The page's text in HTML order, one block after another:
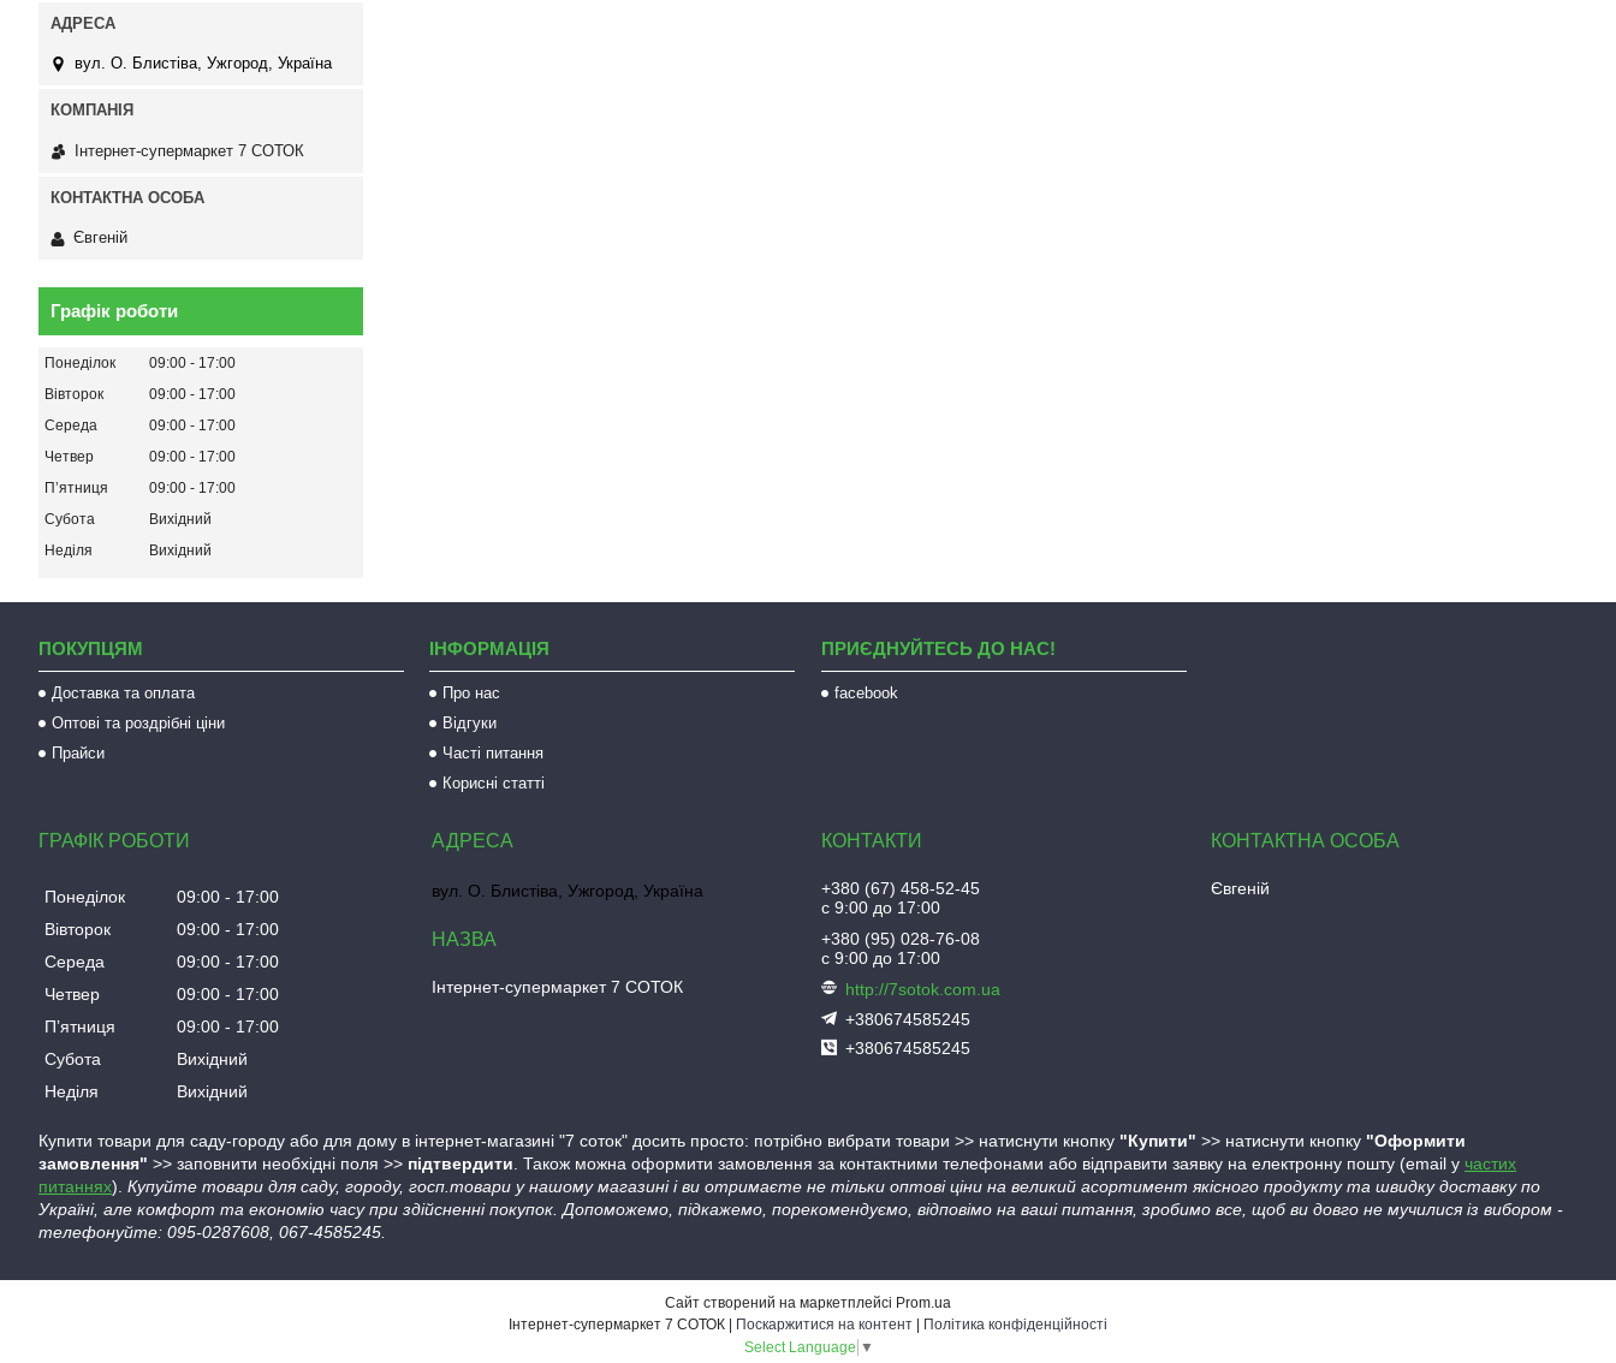
вул. О. Блистіва, Ужгород, Україна
Інтернет-супермаркет 7 СОТОК
Євгеній
Графік роботи
Понеділок 09:00
17:00
Вівторок
09:00
17:00
Середа
09:00
17:00
Четвер
09:00
17:00
Пʼятниця
09:00
17:00
Субота
Вихідний
Неділя
Вихідний
ПОКУПЦЯМ
Доставка та оплата
Оптові та роздрібні ціни
Прайси
ІНФОРМАЦІЯ
Про нас
Відгуки
Часті питання
Корисні статті
ПРИЄДНУЙТЕСЬ ДО НАС!
facebook
ГРАФІК РОБОТИ
Понеділок 09:00
17:00
Вівторок
09:00
17:00
Середа
09:00
17:00
Четвер
09:00
17:00
Пʼятниця
09:00
17:00
Субота
Вихідний
Неділя
Вихідний
вул. О. Блистіва, Ужгород, Україна
Інтернет-супермаркет 7 СОТОК
+380 (67) 458-52-45
с 9:00 до 17:00
+380 (95) 028-76-08
с 9:00 до 17:00
http://7sotok.com.ua
+380674585245
+380674585245
Євгеній
Купити товари для саду-городу або для дому в інтернет-магазині "7 соток" досить просто: потрібно вибрати товари >> натиснути кнопку "Купити" >> натиснути кнопку "Оформити
замовлення" >> заповнити необхідні поля >> підтвердити. Також можна оформити замовлення за контактними телефонами або відправити заявку на електронну пошту (email у частих
питаннях). Купуйте товари для саду, городу, госп.товари у нашому магазині і ви отримаєте не тільки оптові ціни на великий асортимент якісного продукту та швидку доставку по
Україні, але комфорт та економію часу при здійсненні покупок. Допоможемо, підкажемо, порекомендуємо, відповімо на ваші питання, зробимо все, щоб ви довго не мучилися із вибором -
телефонуйте: 095-0287608, 067-4585245.
Сайт створений на маркетплейсі Prom.ua
Поскаржитися на контент
Політика конфіденційності
Select Language ▼